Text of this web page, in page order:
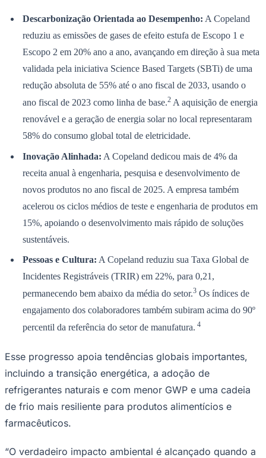
Ceará
Goiás
Descarbonização Orientada ao Desempenho: A Copeland
reduziu as emissões de gases de efeito estufa de Escopo 1 e
Escopo 2 em 20% ano a ano, avançando em direção à sua meta
validada pela iniciativa Science Based Targets (SBTi) de uma
redução absoluta de 55% até o ano fiscal de 2033, usando o
ano fiscal de 2023 como linha de base.2A aquisição de energia
renovável e a geração de energia solar no local representaram
58% do consumo global total de eletricidade.
Inovação Alinhada: A Copeland dedicou mais de 4% da
receita anual à engenharia, pesquisa e desenvolvimento de
novos produtos no ano fiscal de 2025. A empresa também
acelerou os ciclos médios de teste e engenharia de produtos em
15%, apoiando o desenvolvimento mais rápido de soluções
sustentáveis.
Pessoas e Cultura: A Copeland reduziu sua Taxa Global de
Incidentes Registráveis ​​(TRIR) em 22%, para 0,21,
permanecendo bem abaixo da média do setor.3Os índices de
engajamento dos colaboradores também subiram acima do 90º
percentil da referência do setor de manufatura. 4
Esse progresso apoia tendências globais importantes,
incluindo a transição energética, a adoção de
refrigerantes naturais e com menor GWP e uma cadeia
de frio mais resiliente para produtos alimentícios e
farmacêuticos.
“O verdadeiro impacto ambiental é alcançado quando a